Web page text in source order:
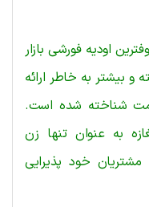
اودیه فورشی بازار
بیشتر به خاطر ارائه
شناخته شده است.
به عنوان تنها زن
مشتریان خود پذیرایی